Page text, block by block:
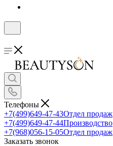
Телефоны
+7(499)649-47-43Отдел продаж
+7(499)649-47-44Производство
+7(968)056-15-05Отдел продаж
Заказать звонок